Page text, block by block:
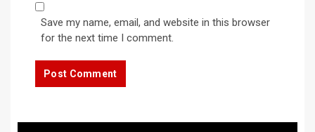
Save my name, email, and website in this browser
for the next time I comment.